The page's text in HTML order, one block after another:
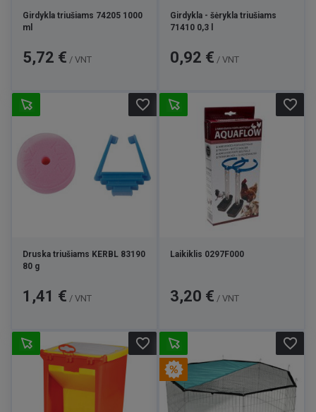
Girdykla triušiams 74205 1000
ml
Kaina
5,72 € / VNT
Girdykla - šėrykla triušiams
71410 0,3 l
Kaina
0,92 € / VNT
Druska triušiams KERBL 83190
80 g
Kaina
1,41 € / VNT
favorite_border
Laikiklis 0297F000
Kaina
3,20 € / VNT
favorite_border
favorite_border favorite_border